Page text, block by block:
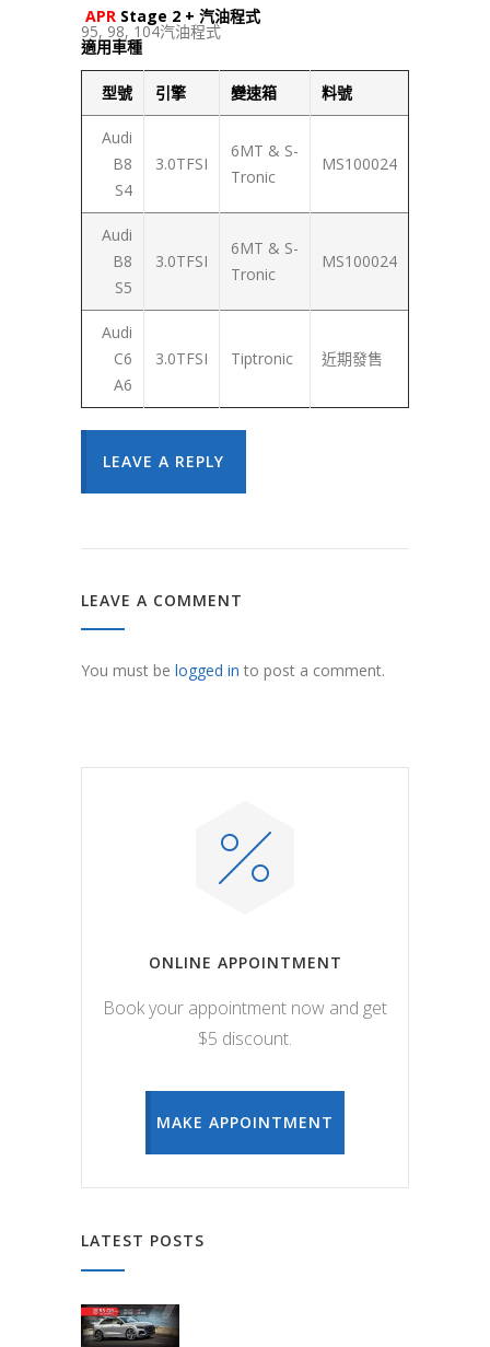
APR Stage 2 + 汽油程式
95, 98, 104汽油程式
適用車種
型號 引擎 變速箱 料號
Audi
B8
S4
3.0TFSI
6MT & S-
Tronic
MS100024
Audi
B8
S5
3.0TFSI
6MT & S-
Tronic
MS100024
Audi
C6
A6
3.0TFSI Tiptronic 近期發售
LEAVE A REPLY
LEAVE A COMMENT
You must be logged in to post a comment.
ONLINE APPOINTMENT
Book your appointment now and get
$5 discount.
MAKE APPOINTMENT
LATEST POSTS